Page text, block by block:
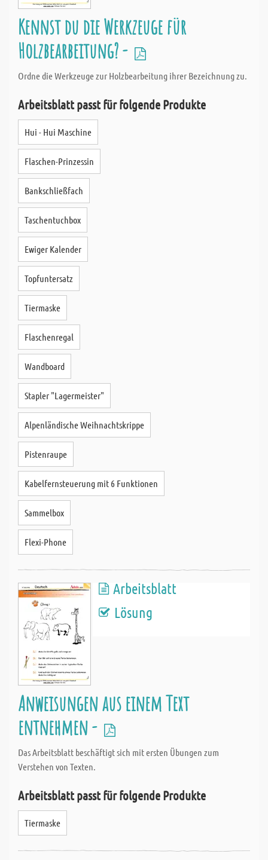
Kennst du die Werkzeuge für
Holzbearbeitung? -
Ordne die Werkzeuge zur Holzbearbeitung ihrer Bezeichnung zu.
Arbeitsblatt passt für folgende Produkte
Hui - Hui Maschine
Flaschen-Prinzessin
Bankschließfach
Taschentuchbox
Ewiger Kalender
Topfuntersatz
Tiermaske
Flaschenregal
Wandboard
Stapler "Lagermeister"
Alpenländische Weihnachtskrippe
Pistenraupe
Kabelfernsteuerung mit 6 Funktionen
Sammelbox
Flexi-Phone
Arbeitsblatt
Lösung
Anweisungen aus einem Text
entnehmen -
Das Arbeitsblatt beschäftigt sich mit ersten Übungen zum
Verstehen von Texten.
Arbeitsblatt passt für folgende Produkte
Tiermaske